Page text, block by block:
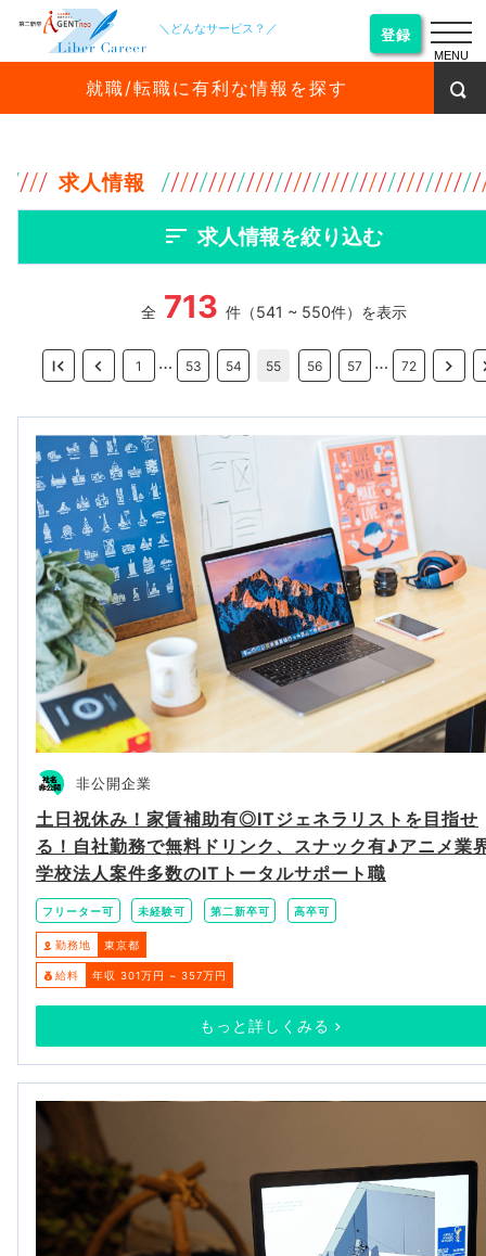
＼どんなサービス？／ 登録
就職/転職に有利な情報を探す
求人情報
求人情報を絞り込む
全713 件（541 ~ 550件）を表示
1 … 53 54 55 56 57 … 72
非公開企業
土日祝休み！家賃補助有◎ITジェネラリストを目指せ
る！自社勤務で無料ドリンク、スナック有♪アニメ業
学校法人案件多数のITトータルサポート職
フリーター可 未経験可 第二新卒可 高卒可
勤務地 東京都
給料 年収 301万円 ~ 357万円
もっと詳しくみる
MENU